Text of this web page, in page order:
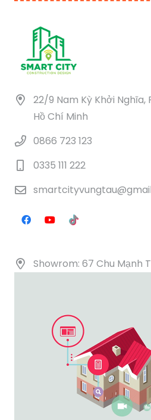
22/9 Nam Kỳ Khởi Nghĩa,
Hồ Chí Minh
0866 723 123
0335 111 222
Showrom: 67 Chu Mạnh